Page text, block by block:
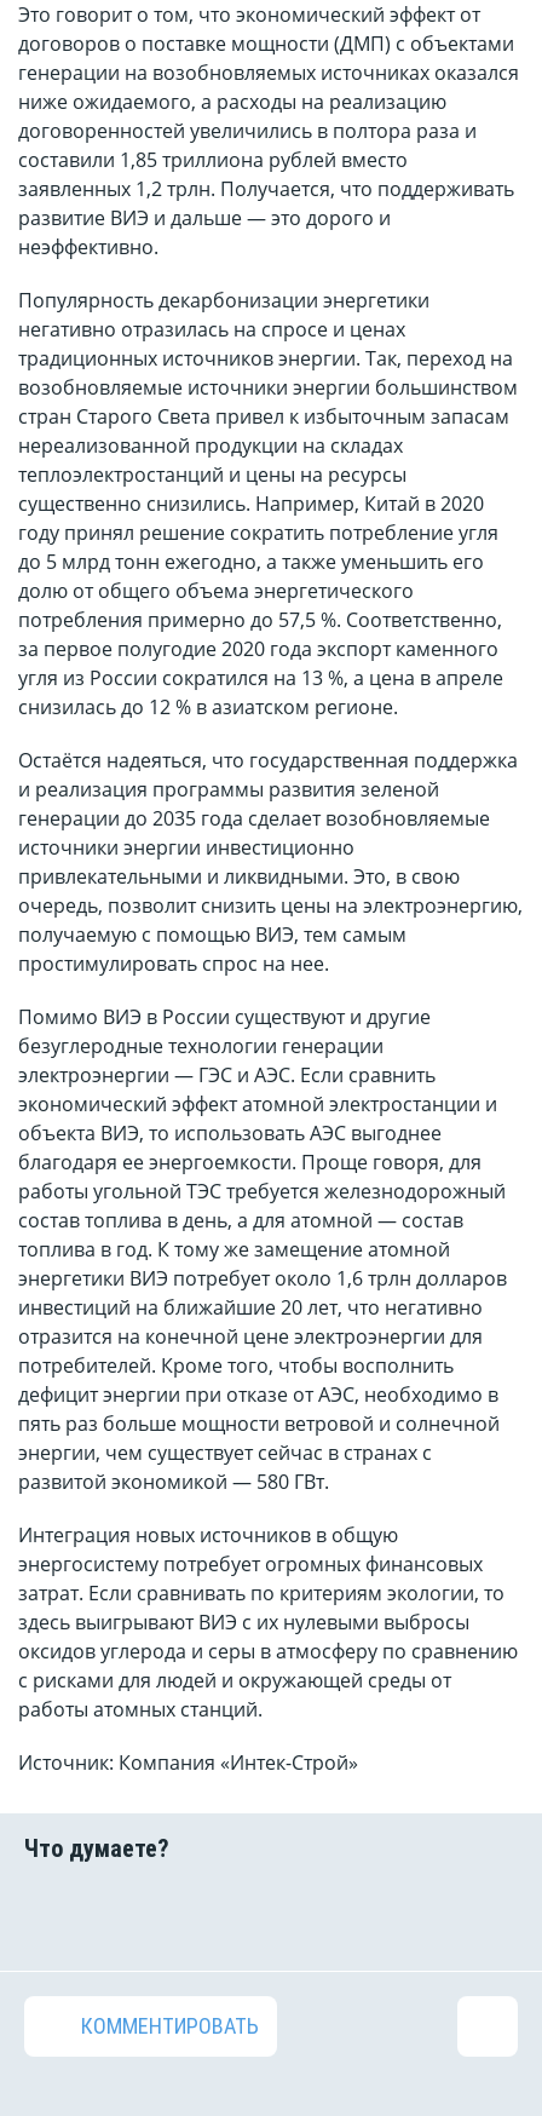
Это говорит о том, что экономический эффект от
договоров о поставке мощности (ДМП) с объектами
генерации на возобновляемых источниках оказался
ниже ожидаемого, а расходы на реализацию
договоренностей увеличились в полтора раза и
составили 1,85 триллиона рублей вместо
заявленных 1,2 трлн. Получается, что поддерживать
развитие ВИЭ и дальше — это дорого и
неэффективно.
Популярность декарбонизации энергетики
негативно отразилась на спросе и ценах
традиционных источников энергии. Так, переход на
возобновляемые источники энергии большинством
стран Старого Света привел к избыточным запасам
нереализованной продукции на складах
теплоэлектростанций и цены на ресурсы
существенно снизились. Например, Китай в 2020
году принял решение сократить потребление угля
до 5 млрд тонн ежегодно, а также уменьшить его
долю от общего объема энергетического
потребления примерно до 57,5 %. Соответственно,
за первое полугодие 2020 года экспорт каменного
угля из России сократился на 13 %, а цена в апреле
снизилась до 12 % в азиатском регионе.
Остаётся надеяться, что государственная поддержка
и реализация программы развития зеленой
генерации до 2035 года сделает возобновляемые
источники энергии инвестиционно
привлекательными и ликвидными. Это, в свою
очередь, позволит снизить цены на электроэнергию,
получаемую с помощью ВИЭ, тем самым
простимулировать спрос на нее.
Помимо ВИЭ в России существуют и другие
безуглеродные технологии генерации
электроэнергии — ГЭС и АЭС. Если сравнить
экономический эффект атомной электростанции и
объекта ВИЭ, то использовать АЭС выгоднее
благодаря ее энергоемкости. Проще говоря, для
работы угольной ТЭС требуется железнодорожный
состав топлива в день, а для атомной — состав
топлива в год. К тому же замещение атомной
энергетики ВИЭ потребует около 1,6 трлн долларов
инвестиций на ближайшие 20 лет, что негативно
отразится на конечной цене электроэнергии для
потребителей. Кроме того, чтобы восполнить
дефицит энергии при отказе от АЭС, необходимо в
пять раз больше мощности ветровой и солнечной
энергии, чем существует сейчас в странах с
развитой экономикой — 580 ГВт.
Интеграция новых источников в общую
энергосистему потребует огромных финансовых
затрат. Если сравнивать по критериям экологии, то
здесь выигрывают ВИЭ с их нулевыми выбросы
оксидов углерода и серы в атмосферу по сравнению
с рисками для людей и окружающей среды от
работы атомных станций.
Источник: Компания «Интек-Строй»
КОММЕНТИРОВАТЬ